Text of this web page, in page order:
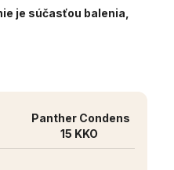
je súčasťou balenia,
Panther Condens
15 KKO